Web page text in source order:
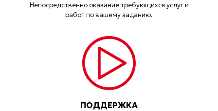
Непосредственно оказание требующихся услуг и
работ по вашему заданию.
ПОДДЕРЖКА